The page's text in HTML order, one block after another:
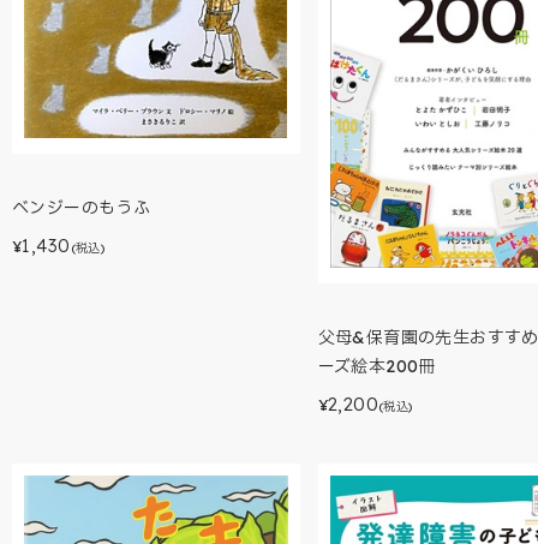
ベンジーのもうふ
¥1,430 (税込)
父母&保育園の先生おすす
ーズ絵本200冊
¥2,200(税込)